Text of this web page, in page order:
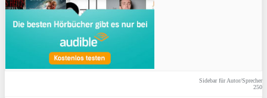
Sidebar für Autor/Sprecher
250